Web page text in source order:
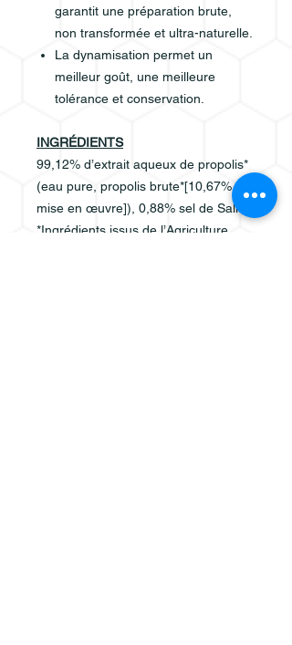
garantit une préparation brute,
non transformée et ultra-naturelle.
La dynamisation permet un
meilleur goût, une meilleure
tolérance et conservation.
INGRÉDIENTS
99,12% d’extrait aqueux de propolis*
(eau pure, propolis brute*[10,67%
mise en œuvre]), 0,88% sel de Salies
*Ingrédients issus de l’Agriculture